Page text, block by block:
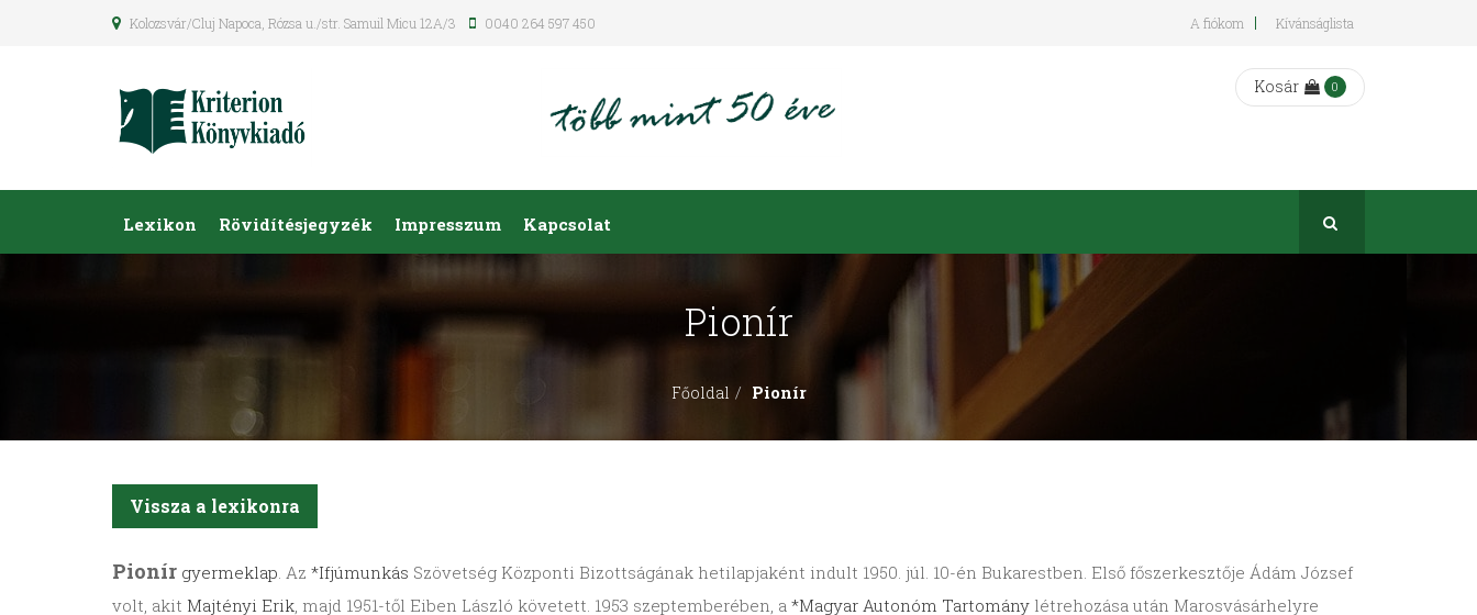
Kolozsvár/Cluj Napoca, Rózsa u./str. Samuil Micu 12A/3 0040 264 597 450 A fiókom Kívánságlista
Kosár 0
Lexikon Rövidítésjegyzék Impresszum Kapcsolat
Pionír
Főoldal Pionír
Vissza a lexikonra
Pionír gyermeklap. Az *Ifjúmunkás Szövetség Központi Bizottságának hetilapjaként indult 1950. júl. 10-én Bukarestben. Első főszerkesztője Ádám József
volt, akit Majtényi Erik, majd 1951-től Eiben László követett. 1953 szeptemberében, a *Magyar Autonóm Tartomány létrehozása után Marosvásárhelyre